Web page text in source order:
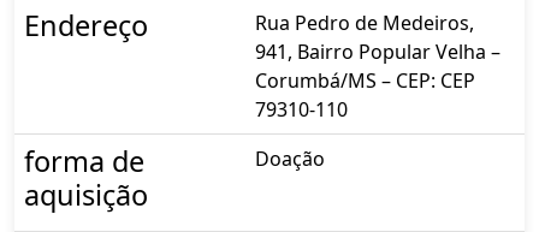
Endereço
Rua Pedro de Medeiros,
941, Bairro Popular Velha –
Corumbá/MS – CEP: CEP
79310-110
forma de
aquisição
Doação